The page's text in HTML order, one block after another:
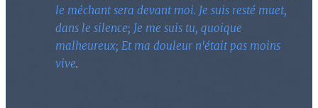
le méchant sera devant moi. Je suis resté muet,
dans le silence; Je me suis tu, quoique
malheureux; Et ma douleur n'était pas moins
vive.